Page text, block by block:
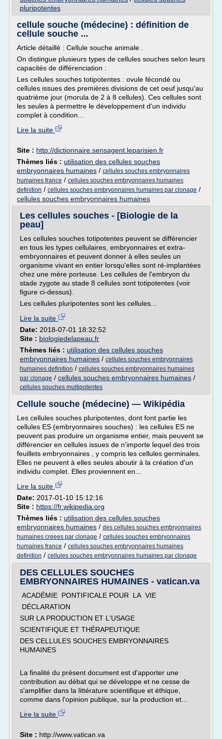
pluripotentes
cellule souche (médecine) : définition de
cellule souche ...
Article détaillé : Cellule souche animale .
On distingue plusieurs types de cellules souches selon leurs
capacités de différenciation :
Les cellules souches totipotentes : ovule fécondé ou
cellules issues des premières divisions de cet oeuf jusqu'au
quatrième jour (morula de 2 à 8 cellules). Ces cellules sont
les seules à permettre le développement d'un individu
complet à condition...
Lire la suite
Site : http://dictionnaire.sensagent.leparisien.fr
Thèmes liés : utilisation des cellules souches
embryonnaires humaines / cellules souches embryonnaires
humaines france / cellules souches embryonnaires humaines
definition / cellules souches embryonnaires humaines par clonage /
cellules souches embryonnaires humaines
Les cellules souches - [Biologie de la
peau]
Les cellules souches totipotentes peuvent se différencier
en tous les types cellulaires, embryonnaires et extra-
embryonnaires et peuvent donner à elles seules un
organisme vivant en entier lorsqu'elles sont ré-implantées
chez une mère porteuse. Les cellules de l'embryon du
stade zygote au stade 8 cellules sont totipotentes (voir
figure ci-dessus).
Les cellules pluripotentes sont les cellules...
Lire la suite
Date: 2018-07-01 18:32:52
Site : biologiedelapeau.fr
Thèmes liés : utilisation des cellules souches
embryonnaires humaines / cellules souches embryonnaires
humaines definition / cellules souches embryonnaires humaines
par clonage / cellules souches embryonnaires humaines /
cellules souches multipotentes
Cellule souche (médecine) — Wikipédia
Les cellules souches pluripotentes, dont font partie les
cellules ES (embryonnaires souches) : les cellules ES ne
peuvent pas produire un organisme entier, mais peuvent se
différencier en cellules issues de n'importe lequel des trois
feuillets embryonnaires , y compris les cellules germinales.
Elles ne peuvent à elles seules aboutir à la création d'un
individu complet. Elles proviennent en...
Lire la suite
Date: 2017-01-10 15:12:16
Site : https://fr.wikipedia.org
Thèmes liés : utilisation des cellules souches
embryonnaires humaines / des cellules souches embryonnaires
humaines creees par clonage / cellules souches embryonnaires
humaines france / cellules souches embryonnaires humaines
definition / cellules souches embryonnaires humaines par clonage
DES CELLULES SOUCHES
EMBRYONNAIRES HUMAINES - vatican.va
ACADÉMIE PONTIFICALE POUR LA VIE
DÉCLARATION
SUR LA PRODUCTION ET L'USAGE
SCIENTIFIQUE ET THÉRAPEUTIQUE
DES CELLULES SOUCHES EMBRYONNAIRES
HUMAINES
La finalité du présent document est d'apporter une
contribution au débat qui se développe et ne cesse de
s'amplifier dans la littérature scientifique et éthique,
comme dans l'opinion publique, sur la production et...
Lire la suite
Site : http://www.vatican.va